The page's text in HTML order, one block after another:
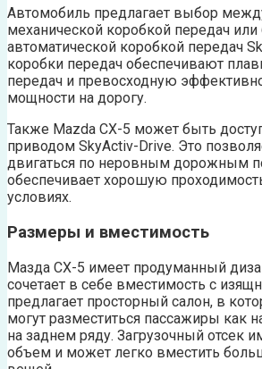
Автомобиль предлагает выбор
механической коробкой передач или
автоматической коробкой передач
коробки передач обеспечивают
передач и превосходную
мощности на дорогу.
Также Mazda CX-5 может быть
приводом SkyActiv-Drive. Это
двигаться по неровным дорожным
обеспечивает хорошую
условиях.
Размеры и вместимость
Мазда CX-5 имеет продуманный
сочетает в себе вместимость с
предлагает просторный салон, в
могут разместиться пассажиры как
на заднем ряду. Загрузочный отсек
объем и может легко вместить